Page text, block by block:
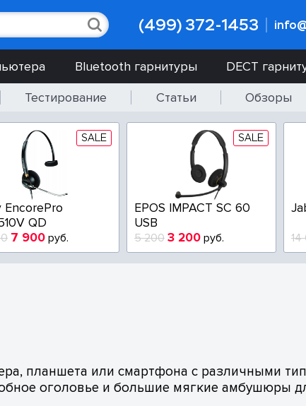
(499) 372-1453
Bluetooth гарнитуры DECT
Тестирование Статьи Обзоры
SALE
EncorePro
QD
7 900 руб.
SALE
EPOS IMPACT SC 60
USB
5 200 3 200 руб. 14
планшета или смартфона с различными
оголовье и большие мягкие амбушюры